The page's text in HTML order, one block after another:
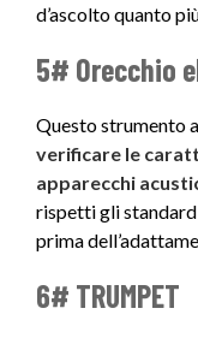
d’ascolto quanto
5# Orecchio
Questo strumento
verificare le
apparecchi
rispetti gli
prima
6# TRUMPET